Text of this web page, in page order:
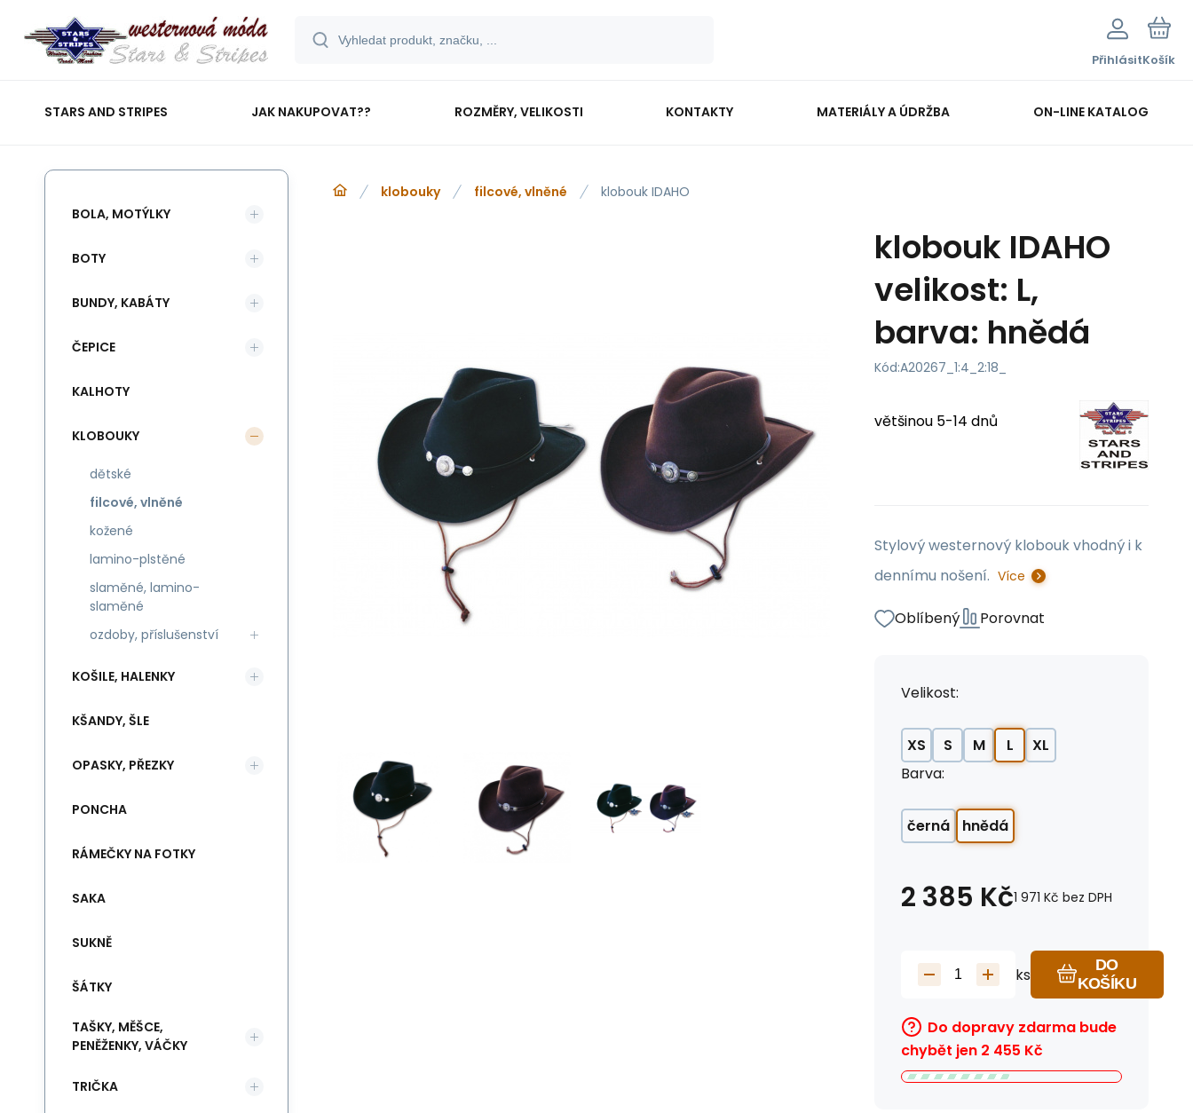
PřihlásitKošík
STARS AND STRIPES JAK NAKUPOVAT?? ROZMĚRY, VELIKOSTI KONTAKTY MATERIÁLY A ÚDRŽBA ON-LINE KATALOG
klobouky filcové, vlněné klobouk IDAHO
klobouk IDAHO
velikost: L,
barva: hnědá
Kód:A20267_1:4_2:18_
většinou 5-14 dnů
Stylový westernový klobouk vhodný i k
dennímu nošení. Více
Oblíbený Porovnat
Velikost:
XS S M L
XL
Barva:
černá hnědá
2 385 Kč1 971 Kč bez DPH
ks
DO
KOŠÍKU
Do dopravy zdarma bude
chybět jen 2 455 Kč
BOLA, MOTÝLKY
BOTY
BUNDY, KABÁTY
ČEPICE
KALHOTY
KLOBOUKY
dětské
filcové, vlněné
kožené
lamino-plstěné
slaměné, lamino-
slaměné
ozdoby, příslušenství
KOŠILE, HALENKY
KŠANDY, ŠLE
OPASKY, PŘEZKY
PONCHA
RÁMEČKY NA FOTKY
SAKA
SUKNĚ
ŠÁTKY
TAŠKY, MĚŠCE,
PENĚŽENKY, VÁČKY
TRIČKA